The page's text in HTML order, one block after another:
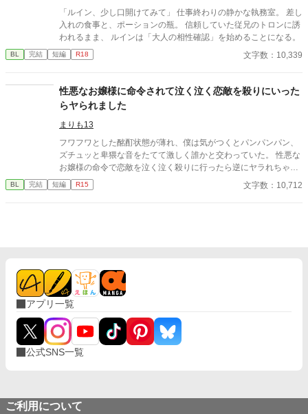
「ルイン、少し口開けてみて」 仕事終わりの静かな執務室。 差し
入れの食事と、ポーションの瓶。 信頼していた従兄のトロンに誘
われるまま、 ルインは「大人の相性確認」を始めることになる。
BL 完結 短編 R18 文字数：10,339
性悪なお嬢様に命令されて泣く泣く恋敵を殺りにいった
らヤられました
まりも13
フワフワとした酩酊状態が薄れ、僕は気がつくとパンパンパン、
ズチュッと卑猥な音をたてて激しく誰かと交わっていた。 性悪な
お嬢様の命令で恋敵を泣く泣く殺りに行ったら逆にヤラれちゃっ
た、ちょっとアホな子の話です。 （ムーンライトノベルにも掲載
しています）
BL 完結 短編 R15 文字数：10,712
アプリ一覧
公式SNS一覧
ご利用について